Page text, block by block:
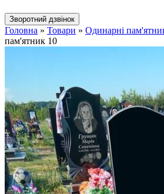
Зворотний дзвінок
Головна » Товари » Одинарні
пам'ятник 10